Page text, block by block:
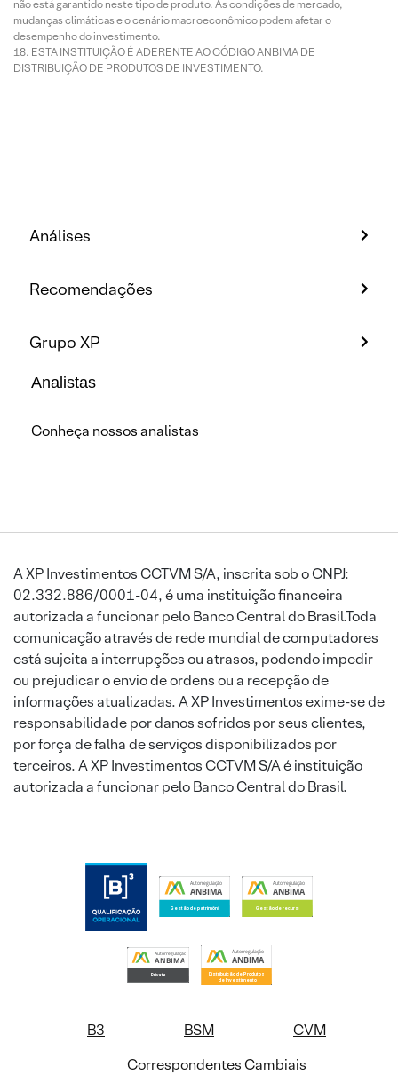
não está garantido neste tipo de produto. As condições de mercado,
mudanças climáticas e o cenário macroeconômico podem afetar o
desempenho do investimento.
ESTA INSTITUIÇÃO É ADERENTE AO CÓDIGO ANBIMA DE
DISTRIBUIÇÃO DE PRODUTOS DE INVESTIMENTO.
Análises
Recomendações
Grupo XP
Analistas
Conheça nossos analistas
A XP Investimentos CCTVM S/A, inscrita sob o CNPJ:
02.332.886/0001-04, é uma instituição financeira
autorizada a funcionar pelo Banco Central do Brasil.Toda
comunicação através de rede mundial de computadores
está sujeita a interrupções ou atrasos, podendo impedir
ou prejudicar o envio de ordens ou a recepção de
informações atualizadas. A XP Investimentos exime-se de
responsabilidade por danos sofridos por seus clientes,
por força de falha de serviços disponibilizados por
terceiros. A XP Investimentos CCTVM S/A é instituição
autorizada a funcionar pelo Banco Central do Brasil.
B3 BSM
CVM
Correspondentes Cambiais